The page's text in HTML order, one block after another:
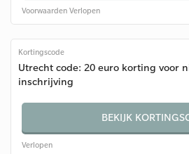
Voorwaarden Verlopen
Kortingscode
Utrecht code: 20 euro korting voor
inschrijving
BEKIJK
Verlopen